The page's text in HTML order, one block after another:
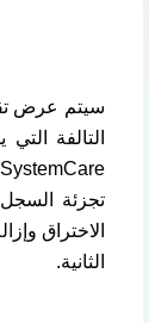
سيتم عرض
التالفة
الاختراق
الثانية.